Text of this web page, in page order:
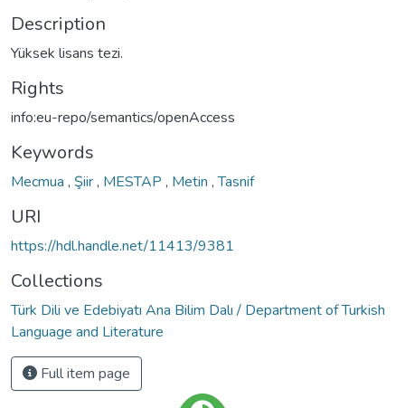
Description
Yüksek lisans tezi.
Rights
info:eu-repo/semantics/openAccess
Keywords
Mecmua , Şiir, MESTAP , Metin ,Tasnif
URI
https://hdl.handle.net/11413/9381
Collections
Türk Dili ve Edebiyatı Ana Bilim Dalı / Department of Turkish
Language and Literature
Full item page